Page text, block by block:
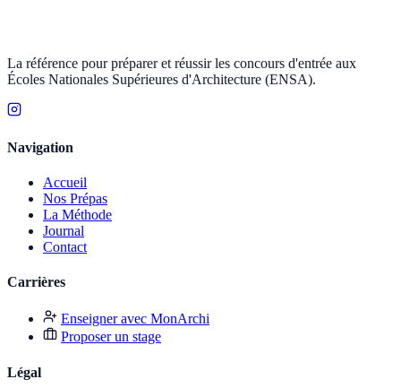
La référence pour préparer et réussir les concours d'entrée aux
Écoles Nationales Supérieures d'Architecture (ENSA).
Navigation
Accueil
Nos Prépas
La Méthode
Journal
Contact
Carrières
Enseigner avec MonArchi
Proposer un stage
Légal